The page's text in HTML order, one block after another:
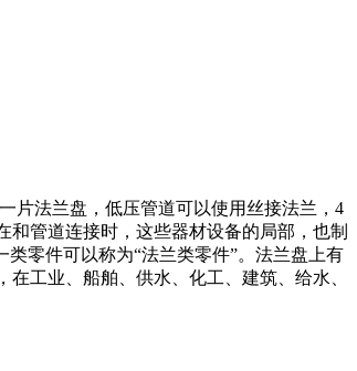
片法兰盘，低压管道可以使用丝接法兰，4
和管道连接时，这些器材设备的局部，也制
零件可以称为“法兰类零件”。法兰盘上有
工业、船舶、供水、化工、建筑、给水、